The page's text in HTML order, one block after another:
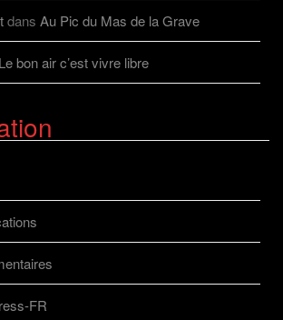
dans Au Pic du Mas de la Grave
Le bon air c’est vivre libre
FR